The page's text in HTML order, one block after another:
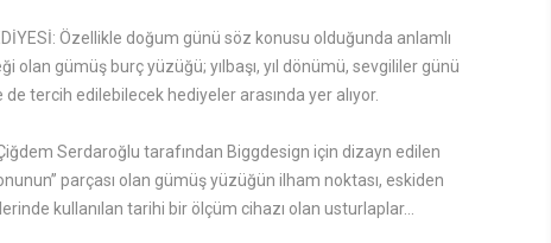
Özellikle doğum günü söz konusu olduğunda anlamlı
olan gümüş burç yüzüğü; yılbaşı, yıl dönümü, sevgililer günü
tercih edilebilecek hediyeler arasında yer alıyor.
Serdaroğlu tarafından Biggdesign için dizayn edilen
parçası olan gümüş yüzüğün ilham noktası, eskiden
kullanılan tarihi bir ölçüm cihazı olan usturlaplar...